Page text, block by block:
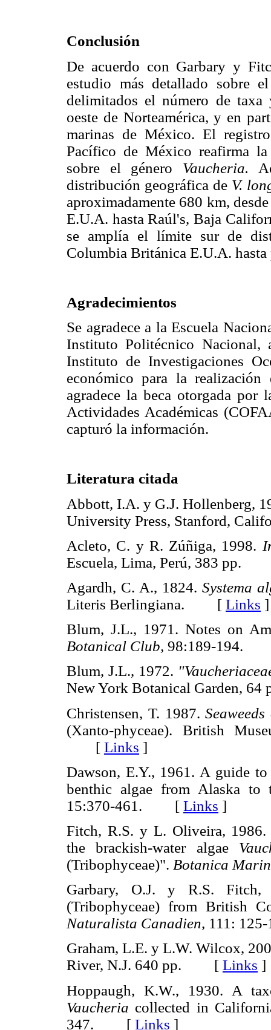
Conclusión
De acuerdo con Garbary y
estudio más detallado sobre
delimitados el número de
oeste de Norteamérica, y en
marinas de México. El
Pacífico de México reafirma la
sobre el género Vaucheria.
distribución geográfica de V.
aproximadamente 680 km,
E.U.A. hasta Raúl's, Baja
se amplía el límite sur de
Columbia Británica E.U.A.
Agradecimientos
Se agradece a la Escuela
Instituto Politécnico
Instituto de Investigaciones
económico para la
agradece la beca otorgada
Actividades Académicas
capturó la información.
Literatura citada
Abbott, I.A. y G.J. Hollenberg,
University Press, Stanford,
Acleto, C. y R. Zúñiga, 1998.
Escuela, Lima, Perú, 383
Agardh, C. A., 1824. Systema
Literis Berlingiana. [ Links ]
Blum, J.L., 1971. Notes on
Botanical Club, 98:189-
Blum, J.L., 1972.
New York Botanical
Christensen, T. 1987.
(Xanto-phyceae). British
[ Links ]
Dawson, E.Y., 1961. A guide
benthic algae from Alaska to
15:370-461. [ Links ]
Fitch, R.S. y L. Oliveira, 1986.
the brackish-water algae
(Tribophyceae)". Botanica
Garbary, O.J. y R.S.
(Tribophyceae) from British
Naturalista Canadien, 111:
Graham, L.E. y L.W. Wilcox,
River, N.J. 640 pp. [ Links ]
Hoppaugh, K.W., 1930. A
Vaucheria collected in
347. [ Links ]